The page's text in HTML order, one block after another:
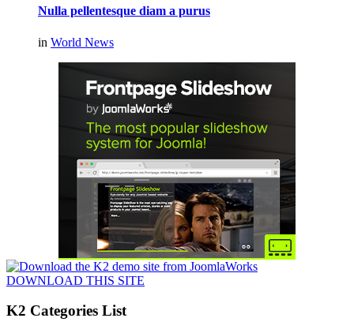
Nulla pellentesque diam a purus
in World News
DOWNLOAD THIS SITE
K2 Categories List